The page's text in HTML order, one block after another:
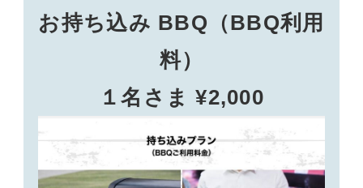
お持ち込み BBQ（BBQ利用
料）
１名さま ¥2,000